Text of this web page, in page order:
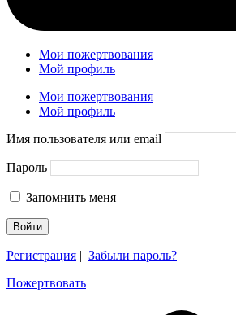
Мои пожертвования
Мой профиль
Мои пожертвования
Мой профиль
Имя пользователя или email
Пароль
Запомнить меня
Регистрация | Забыли пароль?
Пожертвовать